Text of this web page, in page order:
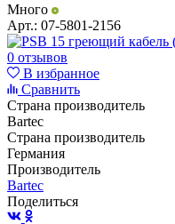
Много
Арт.: 07-5801-2156
0 отзывов
В избранное
Сравнить
Страна производитель
Bartec
Страна производитель
Германия
Производитель
Bartec
Поделиться